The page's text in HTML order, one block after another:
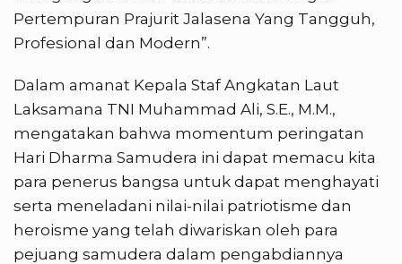
Pertempuran Prajurit Jalasena Yang Tangguh,
Profesional dan Modern”.
Dalam amanat Kepala Staf Angkatan Laut
Laksamana TNI Muhammad Ali, S.E., M.M.,
mengatakan bahwa momentum peringatan
Hari Dharma Samudera ini dapat memacu kita
para penerus bangsa untuk dapat menghayati
serta meneladani nilai-nilai patriotisme dan
heroisme yang telah diwariskan oleh para
pejuang samudera dalam pengabdiannya